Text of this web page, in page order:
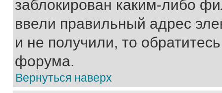
заблокирован каким-либо
ввели правильный адрес
и не получили, то
форума.
Вернуться наверх